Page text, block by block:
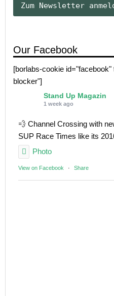
Our Facebook
[borlabs-cookie
blocker"]
Stand Up Magazin
1 week ago
💨 Channel Crossing with
SUP Race Times like its
Photo
View on Facebook · Share